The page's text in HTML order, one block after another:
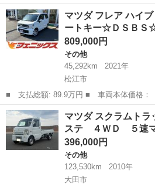
名： マツダ ■ 車種名： ＡＺワゴン
排気量： 660cc ■ ドア枚数： 5D ■ ミ
広島 東広島市 AZ-ワゴン
マツダ フレア ハイ
ートキー☆ＤＳＢ
809,000円
その他
45,292km
2021年
松江市
■ 支払総額: 89.9万円 ■ 車両本体価格： 809,000 円 ■ メーカー
名： マツダ ■ 車種名： フレア ■ グレ
ＸＧ☆ナビ☆スマートキー☆ＤＳＢＳ☆
マートキー☆...
島根 松江市 その他
マツダ スクラムトラ
ステ ４ＷＤ ５速
396,000円
その他
123,530km
2010年
大田市